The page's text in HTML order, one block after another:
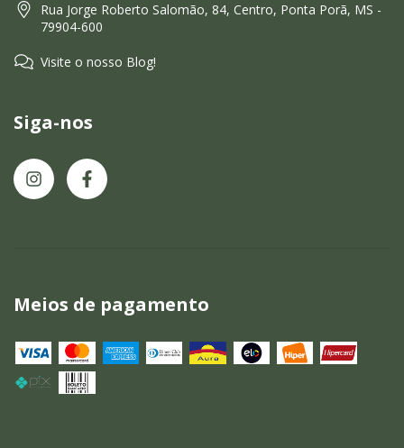
Rua Jorge Roberto Salomão, 84, Centro, Ponta Porã, MS -
79904-600
Visite o nosso Blog!
Siga-nos
Meios de pagamento